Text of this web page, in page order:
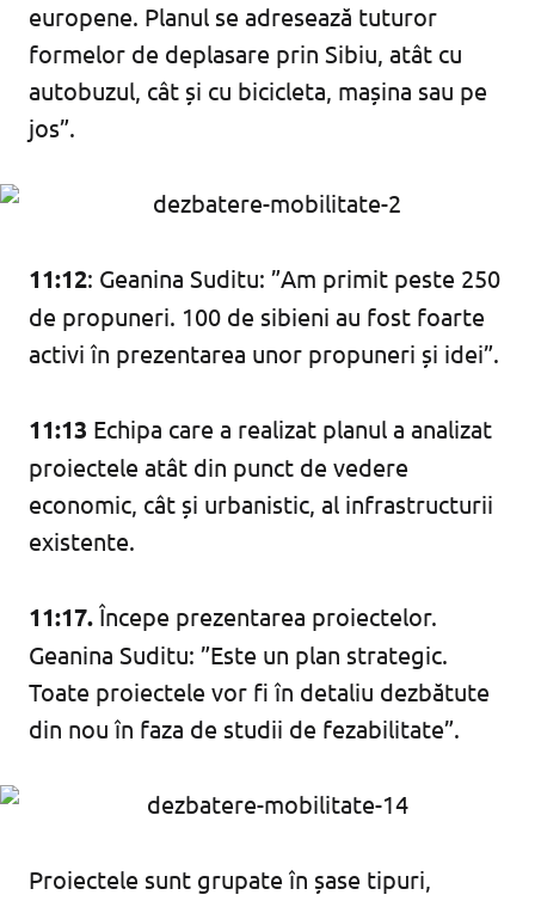
europene. Planul se adresează tuturor
formelor de deplasare prin Sibiu, atât cu
autobuzul, cât și cu bicicleta, mașina sau pe
jos”.
11:12: Geanina Suditu: ”Am primit peste 250
de propuneri. 100 de sibieni au fost foarte
activi în prezentarea unor propuneri și idei”.
11:13 Echipa care a realizat planul a analizat
proiectele atât din punct de vedere
economic, cât și urbanistic, al infrastructurii
existente.
11:17. Începe prezentarea proiectelor.
Geanina Suditu: ”Este un plan strategic.
Toate proiectele vor fi în detaliu dezbătute
din nou în faza de studii de fezabilitate”.
Proiectele sunt grupate în șase tipuri,